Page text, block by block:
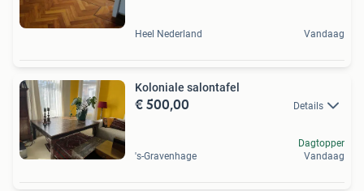
Heel Nederland Vandaag
Koloniale salontafel
€ 500,00 Details
's-Gravenhage
Dagtopper
Vandaag